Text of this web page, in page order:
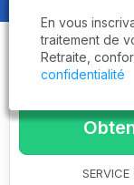
En vous
traitement de
Retraite,
confidentialité